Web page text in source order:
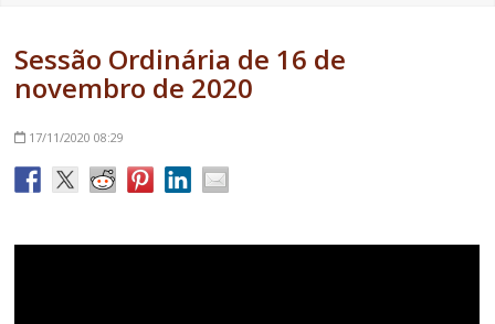
Sessão Ordinária de 16 de
novembro de 2020
17/11/2020 08:29